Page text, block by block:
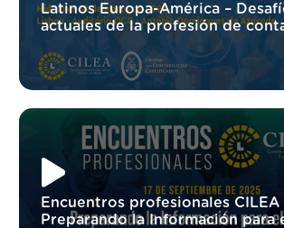
Latinos Europa-América –
actuales de la profesión de
Encuentros profesionales CILEA
Preparando la Información para